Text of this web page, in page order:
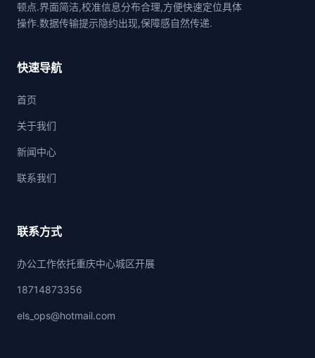
顿点.界面简洁,校准信息分布合理,方便快速定位具体
操作.数据传输提示隐约出现,保障感自然传递.
快速导航
首页
关于我们
新闻中心
联系我们
联系方式
办公工作依托重庆中心城区开展
18714873356
els_ops@hotmail.com